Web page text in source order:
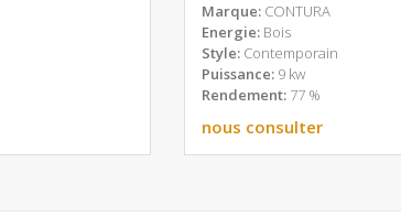
Marque: CONTURA
Energie: Bois
Style: Contemporain
Puissance: 9 kw
Rendement: 77 %
nous consulter